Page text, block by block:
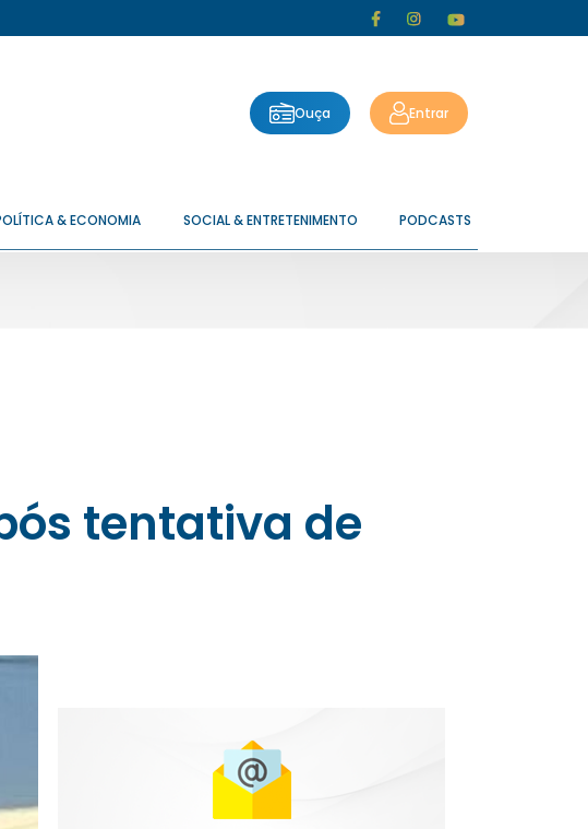
Ouça Entrar
& ECONOMIA SOCIAL & ENTRETENIMENTO PODCASTS
tentativa de